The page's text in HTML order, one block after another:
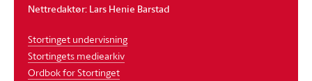
Nettredaktør: Lars Henie Barstad
Stortinget undervisning
Stortingets mediearkiv
Ordbok for Stortinget